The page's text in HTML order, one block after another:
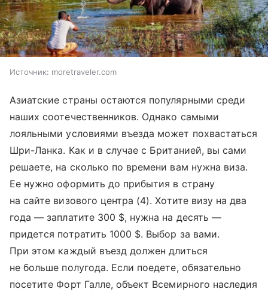
Источник: moretraveler.com
Азиатские страны остаются популярными среди
наших соотечественников. Однако самыми
лояльными условиями въезда может похвастаться
Шри-Ланка. Как и в случае с Британией, вы сами
решаете, на сколько по времени вам нужна виза.
Ее нужно оформить до прибытия в страну
на сайте визового центра (4). Хотите визу на два
года — заплатите 300 $, нужна на десять —
придется потратить 1000 $. Выбор за вами.
При этом каждый въезд должен длиться
не больше полугода. Если поедете, обязательно
посетите Форт Галле, объект Всемирного наследия